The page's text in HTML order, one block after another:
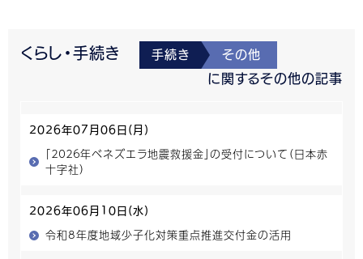
くらし・手続き 手続き その他
に関するその他の記事
2026年07月06日(月)
「２０２６年ベネズエラ地震救援金」の受付について（日本赤
十字社）
2026年06月10日(水)
令和8年度地域少子化対策重点推進交付金の活用